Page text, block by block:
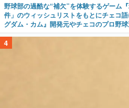
野球部の過酷な“補欠”を体験するゲーム
件」のウィッシュリストをもとにチェコ
グダム・カム』開発元やチェコのプロ野
4